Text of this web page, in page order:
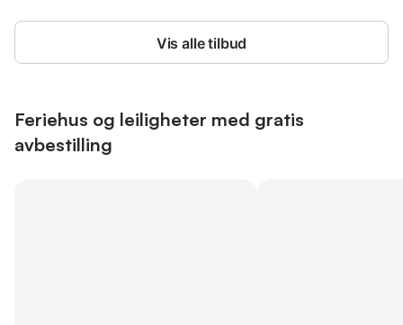
Vis alle tilbud
Feriehus og leiligheter med gratis
avbestilling